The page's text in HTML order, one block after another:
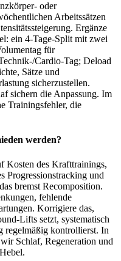
oder
Arbeitssätzen
Ergänze
ein 4‑Tage‑Split mit zwei
für
Cardio‑Tag; Deload
Sätze und
sicherzustellen.
sichern die Anpassung. Im
Trainingsfehler, die
werden?
Kosten des Krafttrainings,
Progressionstracking und
bremst Recomposition.
fehlende
Korrigiere das,
setzt, systematisch
regelmäßig kontrollierst. In
Schlaf, Regeneration und